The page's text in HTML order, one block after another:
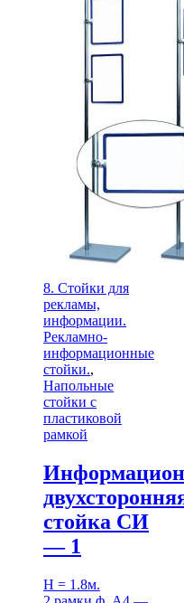
8. Стойки для
рекламы,
информации.
Рекламно-
информационные
стойки.,
Напольные
стойки с
пластиковой
рамкой
стойка СИ
— 1
H = 1.8м.